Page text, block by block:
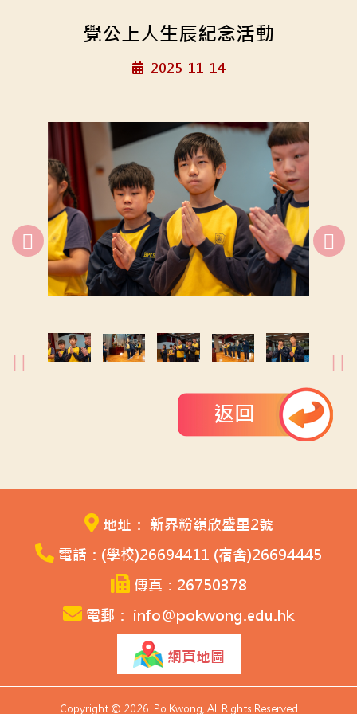
覺公上人生辰紀念活動
2025-11-14
返回
地址： 新界粉嶺欣盛里2號
電話：(學校)26694411 (宿舍)26694445
傳真：26750378
電郵： info@pokwong.edu.hk
網頁地圖
Copyright © 2026. Po Kwong, All Rights Reserved